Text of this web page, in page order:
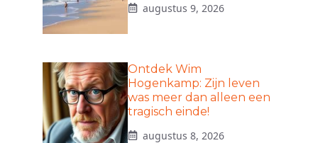
augustus 9, 2026
Ontdek Wim
Hogenkamp: Zijn leven
was meer dan alleen een
tragisch einde!
augustus 8, 2026